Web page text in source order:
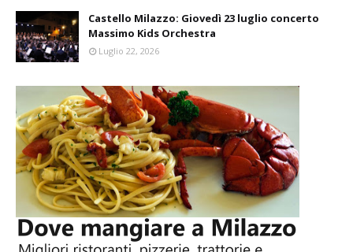
Castello Milazzo: Giovedì 23 luglio concerto
Massimo Kids Orchestra
Luglio 22, 2026